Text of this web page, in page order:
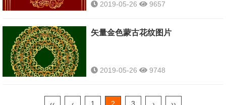
2019-05-26 9657
矢量金色蒙古花纹图片
2019-05-26 9748